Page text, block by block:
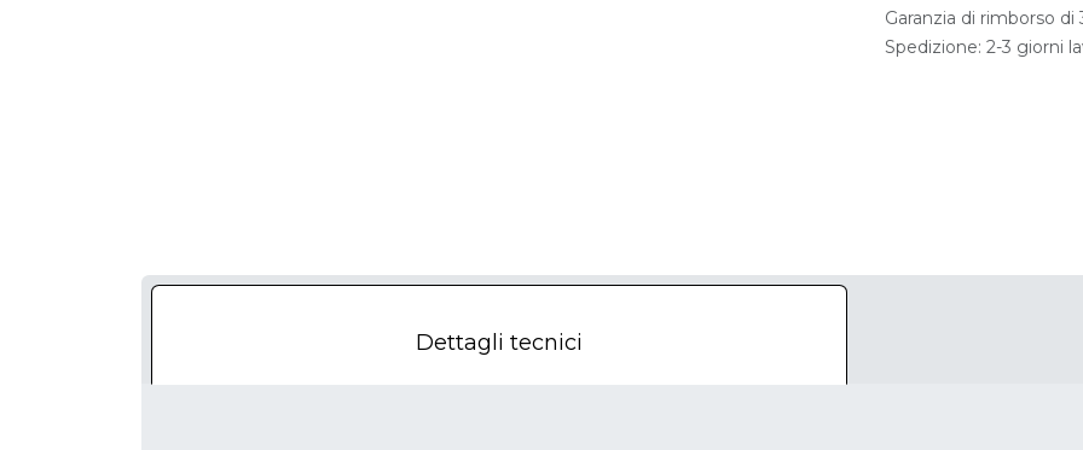
Garanzia di rimborso di
Spedizione: 2-3 giorni
Dettagli tecnici